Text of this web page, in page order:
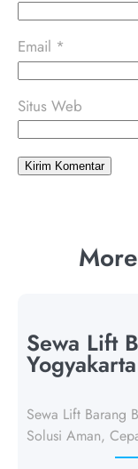
Email *
Situs Web
Sewa Lift
Sewa Lift Barang
Solusi Aman,